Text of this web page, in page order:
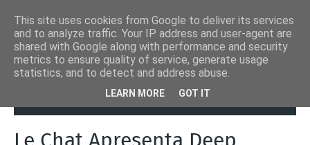
Automation Inside
Le Chat Apresenta Deep
This site uses cookies from Google to deliver its services
and to analyze traffic. Your IP address and user-agent are
shared with Google along with performance and security
metrics to ensure quality of service, generate usage
statistics, and to detect and address abuse.
LEARN MORE GOT IT